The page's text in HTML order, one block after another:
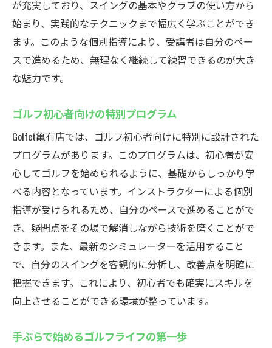
が充実しており、スイングの基本やクラブの使い方から
始まり、実践的なテクニックまで幅広く学ぶことができ
ます。このような個別指導により、受講者は自分のペー
スで進めるため、無理なく継続して練習できるのが大き
な魅力です。
ゴルフ初心者向けの特別プログラム
Golfet亀有店では、ゴルフ初心者向けに特別に設計された
プログラムがあります。このプログラムは、初心者が安
心してゴルフを始められるように、基礎からしっかり学
べる内容となっています。インストラクターによる個別
指導が受けられるため、自分のペースで進めることがで
き、疑問点をその場で解消しながら技術を磨くことがで
きます。また、最新のシミュレーターを活用すること
で、自分のスイングを客観的に分析し、改善点を明確に
把握できます。これにより、初心者でも確実にスキルを
向上させることができる環境が整っています。
手ぶらで始めるゴルフライフの第一歩